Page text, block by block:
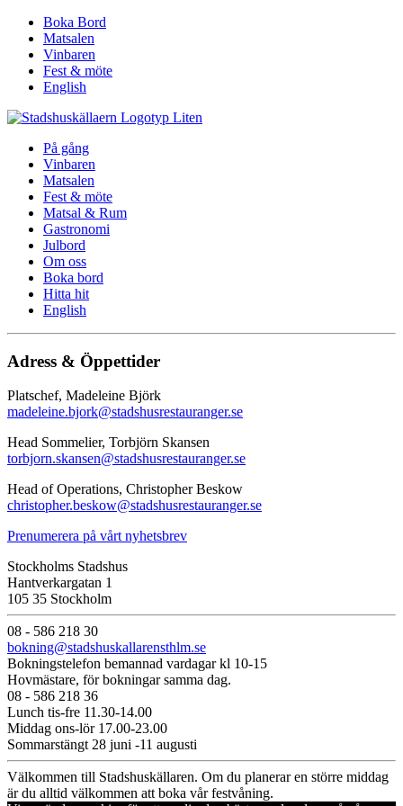
Boka Bord
Matsalen
Vinbaren
Fest & möte
English
På gång
Vinbaren
Matsalen
Fest & möte
Matsal & Rum
Gastronomi
Julbord
Om oss
Boka bord
Hitta hit
English
Adress & Öppettider
Platschef, Madeleine Björk
madeleine.bjork@stadshusrestauranger.se
Head Sommelier, Torbjörn Skansen
torbjorn.skansen@stadshusrestauranger.se
Head of Operations, Christopher Beskow
christopher.beskow@stadshusrestauranger.se
Prenumerera på vårt nyhetsbrev
Stockholms Stadshus
Hantverkargatan 1
105 35 Stockholm
08 - 586 218 30
bokning@stadshuskallarensthlm.se
Bokningstelefon bemannad vardagar kl 10-15
Hovmästare, för bokningar samma dag.
08 - 586 218 36
Lunch tis-fre 11.30-14.00
Middag ons-lör 17.00-23.00
Sommarstängt 28 juni -11 augusti
Välkommen till Stadshuskällaren. Om du planerar en större middag
är du alltid välkommen att boka vår festvåning.